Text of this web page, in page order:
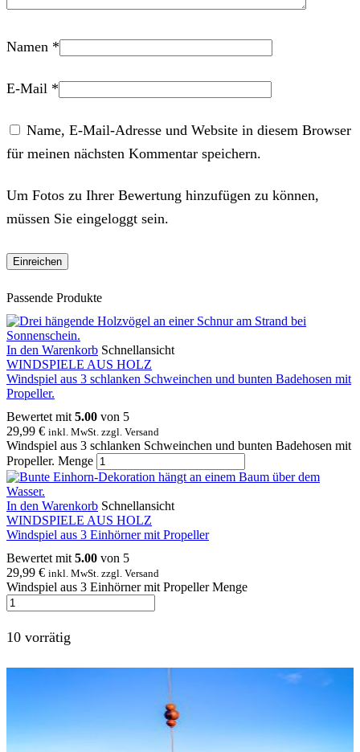
Namen *
E-Mail *
Name, E-Mail-Adresse und Website in diesem Browser
für meinen nächsten Kommentar speichern.
Um Fotos zu Ihrer Bewertung hinzufügen zu können,
müssen Sie eingeloggt sein.
Passende Produkte
In den Warenkorb Schnellansicht
WINDSPIELE AUS HOLZ
Windspiel aus 3 schlanken Schweinchen und bunten Badehosen mit
Propeller.
Bewertet mit 5.00 von 5
29,99 € inkl. MwSt. zzgl. Versand
Windspiel aus 3 schlanken Schweinchen und bunten Badehosen mit
Propeller. Menge
In den Warenkorb Schnellansicht
WINDSPIELE AUS HOLZ
Windspiel aus 3 Einhörner mit Propeller
Bewertet mit 5.00 von 5
29,99 € inkl. MwSt. zzgl. Versand
Windspiel aus 3 Einhörner mit Propeller Menge
10 vorrätig